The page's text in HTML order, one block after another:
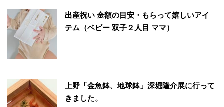
出産祝い 金額の目安・もらって嬉しいアイ
テム（ベビー 双子２人目 ママ）
上野「金魚鉢、地球鉢」深堀隆介展に行って
きました。